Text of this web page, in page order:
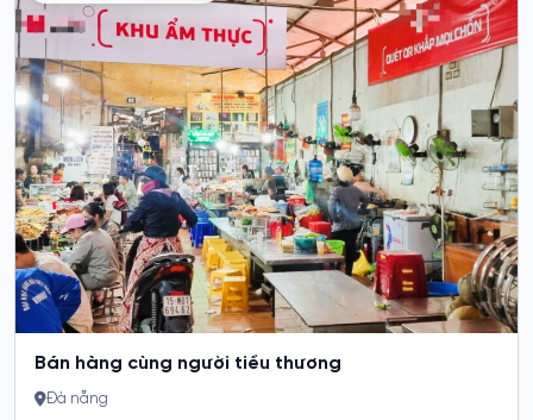
Đà Nẵng
Hoạt động “Làm nông và nghỉ trưa kiểu ‘nhà quê’” được đề xuất
như một điểm...